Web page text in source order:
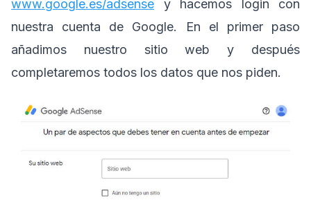
www.google.es/adsense y hacemos login con
nuestra cuenta de Google. En el primer paso
añadimos nuestro sitio web y después
completaremos todos los datos que nos piden.